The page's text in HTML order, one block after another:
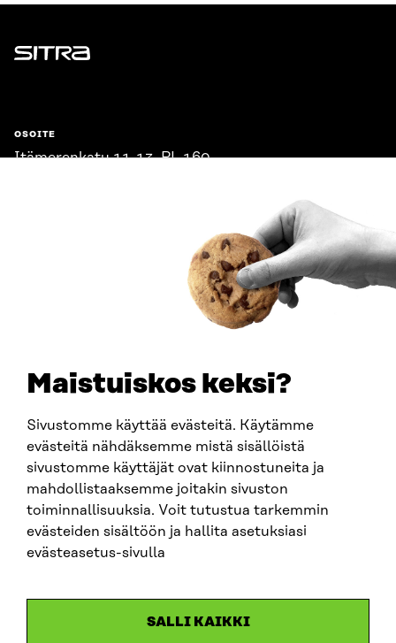
Maistuiskos keksi?
Sivustomme käyttää evästeitä. Käytämme
evästeitä nähdäksemme mistä sisällöistä
sivustomme käyttäjät ovat kiinnostuneita ja
mahdollistaaksemme joitakin sivuston
toiminnallisuuksia. Voit tutustua tarkemmin
evästeiden sisältöön ja hallita asetuksiasi
evästeasetus-sivulla
SALLI KAIKKI
Sitra
OSOITE
Itämerenkatu 11-13, PL 160,
SITRA SOSIAALISESSA MEDIASSA
LinkedIn
Instagram
YouTube